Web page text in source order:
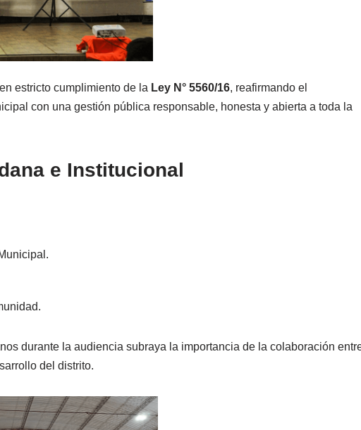
estricto cumplimiento de la Ley N° 5560/16, reafirmando el
con una gestión pública responsable, honesta y abierta a toda la
e Institucional
durante la audiencia subraya la importancia de la colaboración
del distrito.